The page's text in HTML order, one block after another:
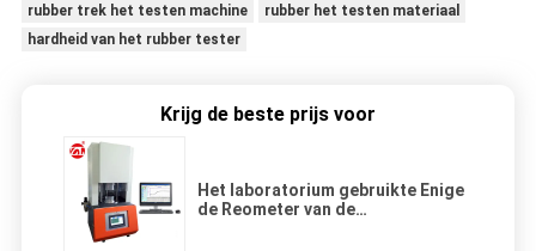
rubber trek het testen machine
rubber het testen materiaal
hardheid van het rubber tester
Krijg de beste prijs voor
Het laboratorium gebruikte Enige
de Reometer van de